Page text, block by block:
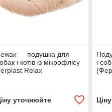
— подушка для
і котів із мікрофлісу
Relax
уточнюйте
і